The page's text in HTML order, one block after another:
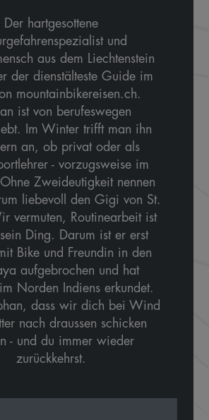
Der hartgesottene
und
aus dem Liechtenstein
der dienstälteste Guide im
mountainbikereisen.ch.
ist von berufeswegen
Im Winter trifft man ihn
an, ob privat oder als
- vorzugsweise im
Zweideutigkeit nennen
liebevoll den Gigi von St.
vermuten, Routinearbeit ist
Ding. Darum ist er erst
Bike und Freundin in den
aufgebrochen und hat
Norden Indiens erkundet.
dass wir dich bei Wind
nach draussen schicken
- und du immer wieder
zurückkehrst.